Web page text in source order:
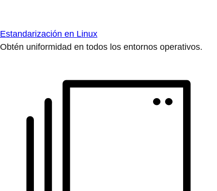
Estandarización en Linux
Obtén uniformidad en todos los entornos operativos.